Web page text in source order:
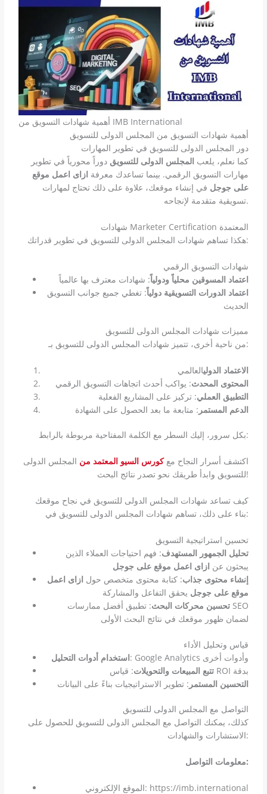
أهمية شهادات التسويق من IMB International
أهمية شهادات التسويق من المجلس الدولى للتسويق
دور المجلس الدولى للتسويق في تطوير المهارات
كما نعلم، يلعب المجلس الدولى للتسويق دوراً محورياً في تطوير
مهارات التسويق الرقمي. بينما تساعدك معرفة ازاى اعمل موقع
على جوجل في إنشاء موقعك، علاوة على ذلك تحتاج لمهارات
تسويقية متقدمة لإنجاحه.
شهادات Marketer Certification المعتمدة
هكذا تساهم شهادات المجلس الدولى للتسويق في تطوير قدراتك:
شهادات التسويق الرقمي
اعتماد المسوقين محلياً ودولياً: شهادات معترف بها عالمياً
اعتماد الدورات التسويقية دولياً: تغطي جميع جوانب التسويق
الحديث
مميزات شهادات المجلس الدولى للتسويق
من ناحية أخرى، تتميز شهادات المجلس الدولى للتسويق بـ:
الاعتماد الدوليالعالمي
المحتوى المحدث: يواكب أحدث اتجاهات التسويق الرقمي
التطبيق العملي: تركيز على المشاريع الفعلية
الدعم المستمر : متابعة ما بعد الحصول على الشهادة
بكل سرور، إليك السطر مع الكلمة المفتاحية مربوطة بالرابط:
اكتشف أسرار النجاح معكورس السيو المعتمد من المجلس الدولى
للتسويق وابدأ طريقك نحو تصدر نتائج البحث!
كيف تساعد شهادات المجلس الدولى للتسويق في نجاح موقعك
بناء على ذلك، تساهم شهادات المجلس الدولى للتسويق في:
تحسين استراتيجية التسويق
تحليل الجمهور المستهدف: فهم احتياجات العملاء الذين
يبحثون عن ازاى اعمل موقع على جوجل
إنشاء محتوى جذاب: كتابة محتوى متخصص حول ازاى اعمل
موقع على جوجل يحقق التفاعل والمشاركة
تحسين محركات البحث: تطبيق أفضل ممارسات SEO
لضمان ظهور موقعك في نتائج البحث الأولى
قياس وتحليل الأداء
استخدام أدوات التحليل
: Google Analytics وأدوات أخرى
تتبع المبيعات والتحويلات
: قياس ROI بدقة
التحسين المستمر : تطوير الاستراتيجيات بناءً على البيانات
التواصل مع المجلس الدولى للتسويق
كذلك، يمكنك التواصل مع المجلس الدولى للتسويق للحصول على
الاستشارات والشهادات:
معلومات التواصل:
الموقع الإلكتروني: https://imb.international